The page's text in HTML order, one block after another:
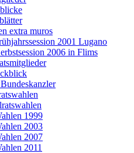
extra muros
2001 Lugano
2006 in Flims
1999
2003
2007
2011